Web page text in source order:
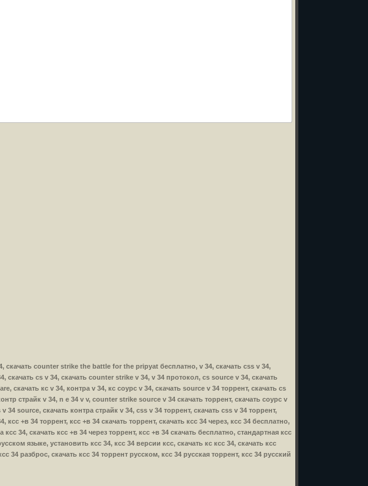
counter strike the battle for the pripyat бесплатно, v 34, скачать css v 34,
скачать cs v 34, скачать counter strike v 34, v 34 протокол, cs source v 34, скачать
кс v 34, контра v 34, кс соурс v 34, скачать source v 34 торрент, скачать cs
страйк v 34, n e 34 v v, counter strike source v 34 скачать торрент, скачать соурс v
34 source, скачать контра страйк v 34, css v 34 торрент, скачать css v 34 торрент,
+в 34 торрент, ксс +в 34 скачать торрент, скачать ксс 34 через, ксс 34 бесплатно,
34, скачать ксс +в 34 через торрент, ксс +в 34 скачать бесплатно, стандартная ксс
языке, установить ксс 34, ксс 34 версии ксс, скачать кс ксс 34, скачать ксс
34 разброс, скачать ксс 34 торрент русском, ксс 34 русская торрент, ксс 34 русский